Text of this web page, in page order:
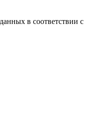
в соответствии с